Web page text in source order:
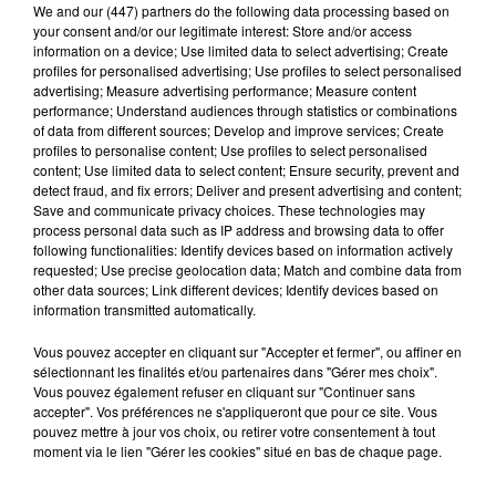
Lecture (2 min 22 sec)
100%
100% Radio les infos de l'Hérault
14 février 2024 - 2 min 22 sec
LES INFOS DE L'HÉRAULT DU 14/02/2024 À
14H00
We and our (447) partnersdo the following data processing based on
your consent and/or our legitimate interest: Store and/or access
information on a device; Use limited data to select advertising; Create
profiles for personalised advertising; Use profiles to select personalised
advertising; Measure advertising performance; Measure content
performance; Understand audiences through statistics or combinations
of data from different sources; Develop and improve services; Create
profiles to personalise content; Use profiles to select personalised
content; Use limited data to select content; Ensure security, prevent and
detect fraud, and fix errors; Deliver and present advertising and content;
Save and communicate privacy choices. These technologies may
process personal data such as IP address and browsing data to offer
following functionalities: Identify devices based on information actively
requested; Use precise geolocation data; Match and combine data from
other data sources; Link different devices; Identify devices based on
information transmitted automatically.
Vous pouvez accepter en cliquant sur "Accepter et fermer", ou affiner en
sélectionnant les finalités et/ou partenaires dans "Gérer mes choix".
Vous pouvez également refuser en cliquant sur "Continuer sans
accepter". Vos préférences ne s'appliqueront que pour ce site. Vous
pouvez mettre à jour vos choix, ou retirer votre consentement à tout
moment via le lien "Gérer les cookies" situé en bas de chaque page.